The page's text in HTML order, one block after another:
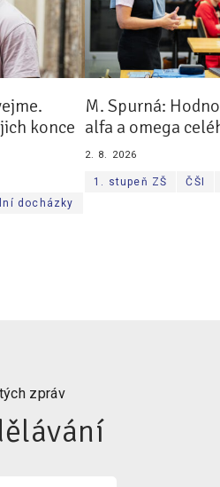
konce
docházky
M. Spurná:
alfa a omega
2. 8. 2026
1. stupeň ZŠ ČŠI
zpráv